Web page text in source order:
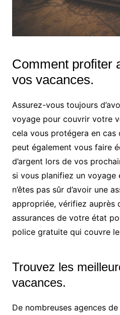
Comment profiter
vos vacances.
Assurez-vous toujours
voyage pour couvrir votre
cela vous protégera en cas
peut également vous faire
d’argent lors de vos
si vous planifiez un
n’êtes pas sûr d’avoir une
appropriée, vérifiez auprès
assurances de votre état
police gratuite qui couvre
Trouvez les
vacances.
De nombreuses agences